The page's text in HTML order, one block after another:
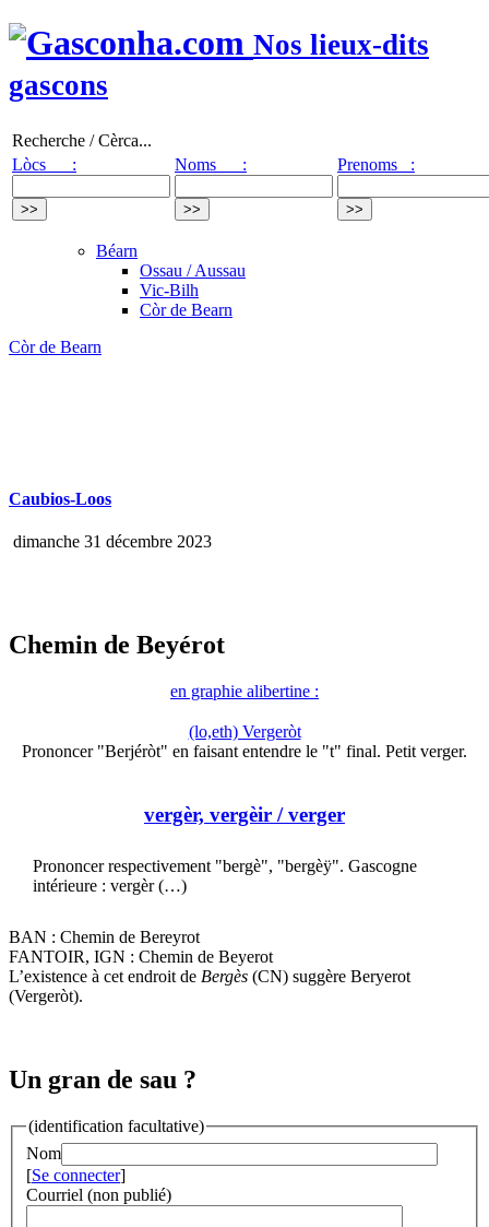
Nos lieux-dits
gascons
Recherche / Cèrca...
Lòcs :
Noms : Prenoms :
Béarn
Ossau / Aussau
Vic-Bilh
Còr de Bearn
Còr de Bearn
Caubios-Loos
dimanche 31 décembre 2023
Chemin de Beyérot
en graphie alibertine :
(lo,eth) Vergeròt
Prononcer "Berjéròt" en faisant entendre le "t" final. Petit verger.
vergèr, vergèir / verger
Prononcer respectivement "bergè", "bergèÿ". Gascogne
intérieure : vergèr (…)
BAN : Chemin de Bereyrot
FANTOIR, IGN : Chemin de Beyerot
L’existence à cet endroit de Bergès (CN) suggère Beryerot
(Vergeròt).
Un gran de sau ?
(identification facultative)
Nom
[Se connecter]
Courriel (non publié)